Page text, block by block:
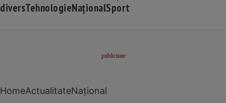
diversTehnologieNaționalSport
HomeActualitateNațional